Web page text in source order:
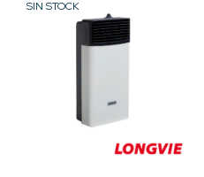
SIN STOCK